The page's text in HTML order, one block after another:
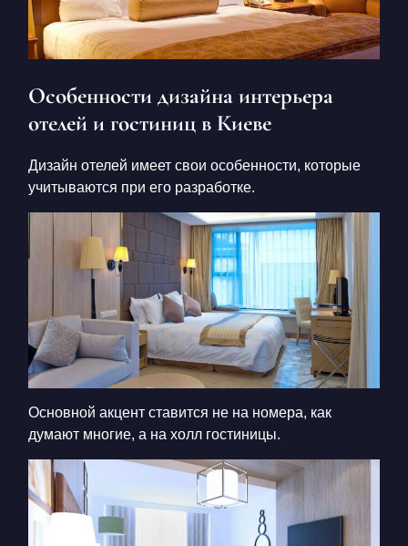
Особенности дизайна интерьера
отелей и гостиниц в Киеве
Дизайн отелей имеет свои особенности, которые
учитываются при его разработке.
Основной акцент ставится не на номера, как
думают многие, а на холл гостиницы.